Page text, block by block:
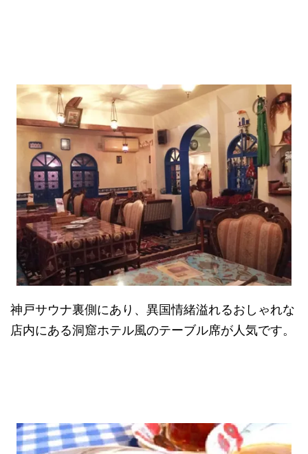
神戸サウナ裏側にあり、異国情緒溢れるおしゃれな
店内にある洞窟ホテル風のテーブル席が人気です。